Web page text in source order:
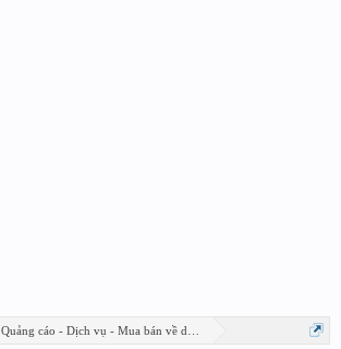
Quảng cáo - Dịch vụ - Mua bán về design